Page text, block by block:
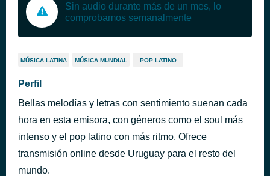
Sin audio durante más de un mes, lo
comprobamos semanalmente
MÚSICA LATINA MÚSICA MUNDIAL POP LATINO
Perfil
Bellas melodías y letras con sentimiento suenan cada
hora en esta emisora, con géneros como el soul más
intenso y el pop latino con más ritmo. Ofrece
transmisión online desde Uruguay para el resto del
mundo.